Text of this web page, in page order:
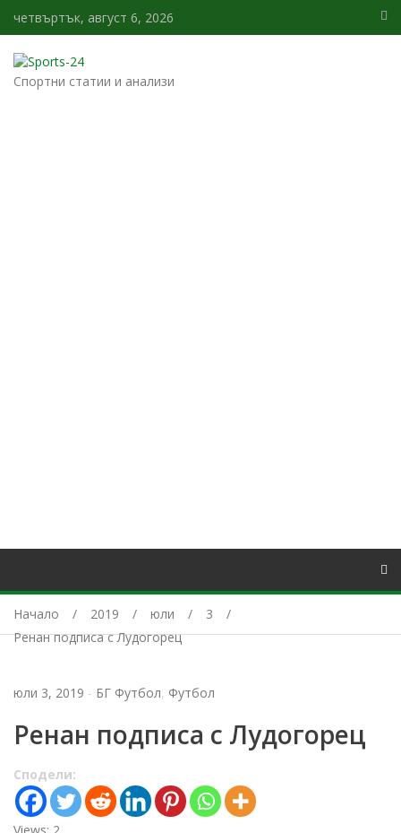
четвъртък, август 6, 2026
Спортни статии и анализи
Начало 2019 юли
3
Ренан подписа с Лудогорец
юли 3, 2019 - БГ Футбол, Футбол
Ренан подписа с Лудогорец
Сподели: